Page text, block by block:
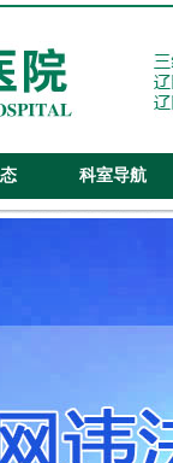
科室导航